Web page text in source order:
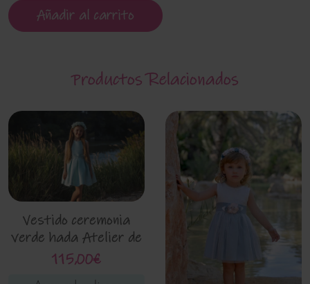
Añadir al carrito
Productos Relacionados
Vestido ceremonia
verde hada Atelier de
Candela 26011
115,00€